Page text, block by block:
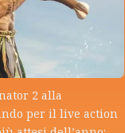
2 alla
per il live action